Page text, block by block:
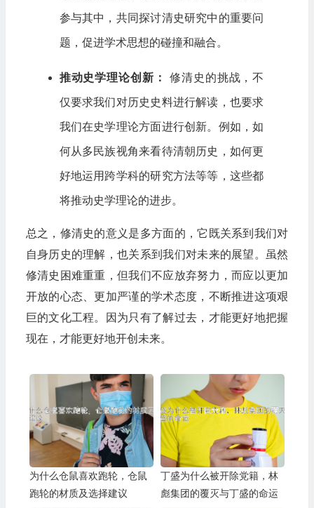
参与其中，共同探讨清史研究中的重要问
题，促进学术思想的碰撞和融合。
推动史学理论创新： 修清史的挑战，不
仅要求我们对历史史料进行解读，也要求
我们在史学理论方面进行创新。例如，如
何从多民族视角来看待清朝历史，如何更
好地运用跨学科的研究方法等等，这些都
将推动史学理论的进步。
总之，修清史的意义是多方面的，它既关系到我们对
自身历史的理解，也关系到我们对未来的展望。虽然
修清史困难重重，但我们不应放弃努力，而应以更加
开放的心态、更加严谨的学术态度，不断推进这项艰
巨的文化工程。因为只有了解过去，才能更好地把握
现在，才能更好地开创未来。
为什么仓鼠喜欢跑轮，仓鼠
跑轮的材质及选择建议
丁盛为什么被开除党籍，林
彪集团的覆灭与丁盛的命运